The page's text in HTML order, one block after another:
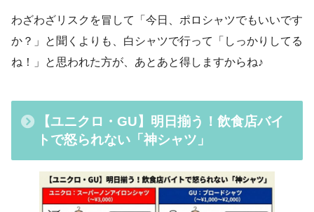
わざわざリスクを冒して「今日、ポロシャツでもいいです
か？」と聞くよりも、白シャツで行って「しっかりしてる
ね！」と思われた方が、あとあと得しますからね♪
【ユニクロ・GU】明日揃う！飲食店バイ
トで怒られない「神シャツ」